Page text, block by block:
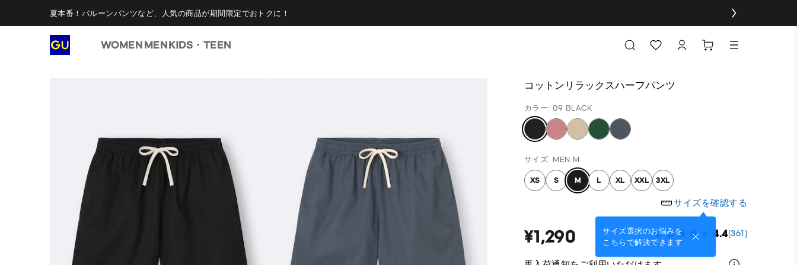
夏本番！バルーンパンツなど、人気の商品が期間限定でおトクに！
WOMEN MENKIDS・TEEN
コットンリラックスハーフパンツ
カラー: 09 BLACK
サイズ: MEN M
XS S M L XL XXL 3XL
サイズを確認する
サイズ選択のお悩みを
こちらで解決できます
¥1,290 4.4(361)